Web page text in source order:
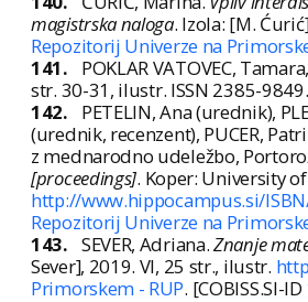
magistrska naloga. Izola: [M.
Repozitorij Univerze na
141.
POKLAR VATOVEC,
str. 30-31, ilustr. ISSN 2385-9849.
142.
PETELIN, Ana (urednik),
(urednik, recenzent), PUCER,
z mednarodno udeležbo,
[proceedings]. Koper: University
http://www.hippocampus.si/
Repozitorij Univerze na
143. SEVER, Adriana.Znanje
Sever], 2019. VI, 25 str., ilustr.
Primorskem - RUP. [COBISS.SI-ID